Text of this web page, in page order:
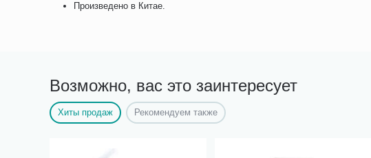
Произведено в Китае.
Возможно, вас это заинтересует
Хиты продаж Рекомендуем также